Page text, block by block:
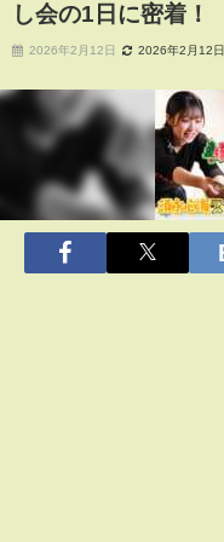
し会の1日に密着！
2026年2月12日 2026年2月12日